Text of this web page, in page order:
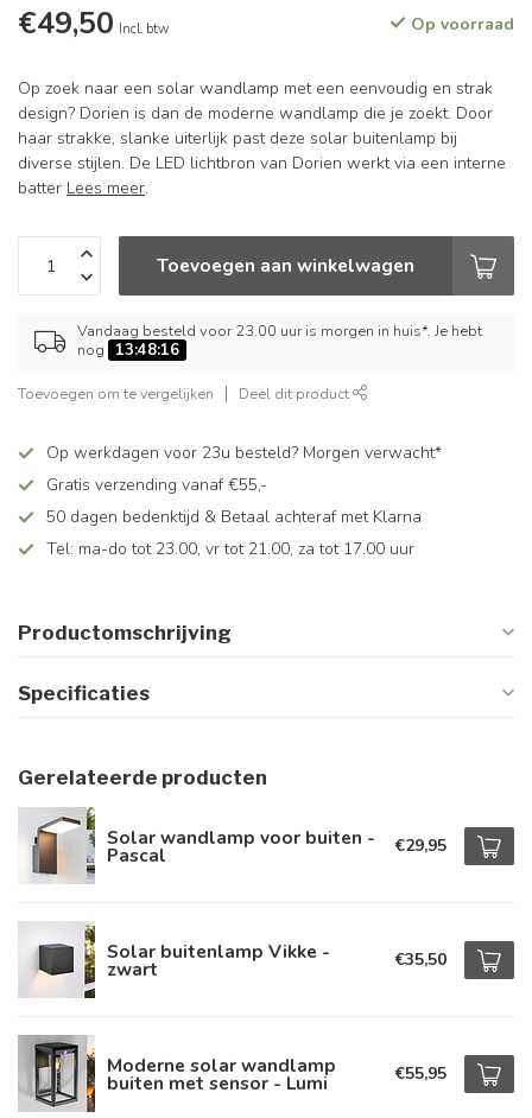
€49,50 Incl. btw Op voorraad
Op zoek naar een solar wandlamp met een eenvoudig en strak
design? Dorien is dan de moderne wandlamp die je zoekt. Door
haar strakke, slanke uiterlijk past deze solar buitenlamp bij
diverse stijlen. De LED lichtbron van Dorien werkt via een interne
batter Lees meer.
Toevoegen aan winkelwagen
Vandaag besteld voor 23.00 uur is morgen in huis*. Je hebt
nog
13:48:16
Toevoegen om te vergelijken Deel dit product
Op werkdagen voor 23u besteld? Morgen verwacht*
Gratis verzending vanaf €55,-
50 dagen bedenktijd & Betaal achteraf met Klarna
Tel: ma-do tot 23.00, vr tot 21.00, za tot 17.00 uur
Productomschrijving
Specificaties
Gerelateerde producten
Solar wandlamp voor buiten -
Pascal €29,95
Solar buitenlamp Vikke -
zwart €35,50
Moderne solar wandlamp
buiten met sensor - Lumi €55,95